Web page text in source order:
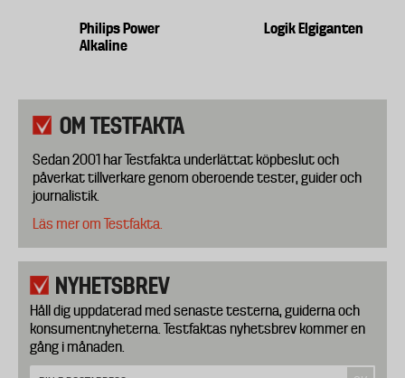
Philips Power
Alkaline
Logik Elgiganten
OM TESTFAKTA
Sedan 2001 har Testfakta underlättat köpbeslut och
påverkat tillverkare genom oberoende tester, guider och
journalistik.
Läs mer om Testfakta.
NYHETSBREV
Håll dig uppdaterad med senaste testerna, guiderna och
konsumentnyheterna. Testfaktas nyhetsbrev kommer en
gång i månaden.